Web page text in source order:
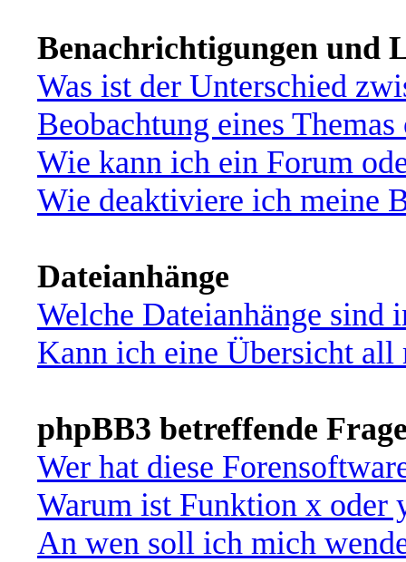
Benachrichtigungen und
Was ist der Unterschied
Beobachtung eines
Wie kann ich ein Forum
Wie deaktiviere ich meine
Dateianhänge
Welche Dateianhänge sind
Kann ich eine Übersicht all
phpBB3 betreffende
Wer hat diese
Warum ist Funktion x oder
An wen soll ich mich